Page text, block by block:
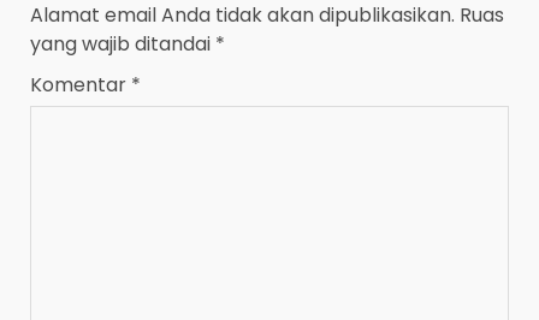
Alamat email Anda tidak akan dipublikasikan. Ruas
yang wajib ditandai *
Komentar *